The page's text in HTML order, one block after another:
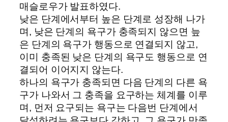
매슬로우가 발표하였다.
낮은 단계에서부터 높은 단계로 성장해 나가
며, 낮은 단계의 욕구가 충족되지 않으면 늪
은 단계의 욕구가 행동으로 연결되지 않고,
이미 충족된 낮은 단계의 욕구도 행동으로 연
결되어 이어지지 않는다.
하나의 욕구가 충족되면 다음 단계의 다른 욕
구가 나와서 그 충족을 요구하는 체계를 이루
며, 먼저 요구되는 욕구는 다음번 단계에서